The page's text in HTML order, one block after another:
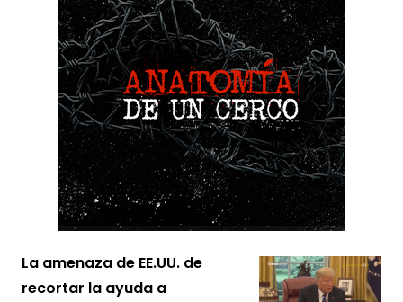
La amenaza de EE.UU. de
recortar la ayuda a